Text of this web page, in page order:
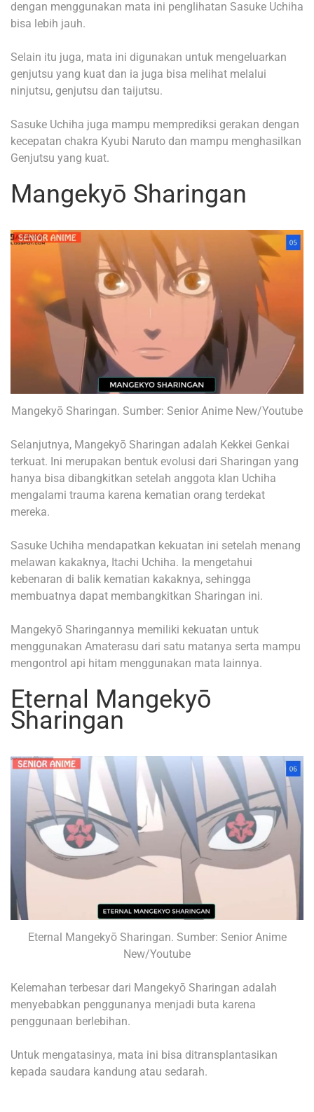
dengan menggunakan mata ini penglihatan Sasuke Uchiha
bisa lebih jauh.
Selain itu juga, mata ini digunakan untuk mengeluarkan
genjutsu yang kuat dan ia juga bisa melihat melalui
ninjutsu, genjutsu dan taijutsu.
Sasuke Uchiha juga mampu memprediksi gerakan dengan
kecepatan chakra Kyubi Naruto dan mampu menghasilkan
Genjutsu yang kuat.
Mangekyō Sharingan
Mangekyō Sharingan. Sumber: Senior Anime New/Youtube
Selanjutnya, Mangekyō Sharingan adalah Kekkei Genkai
terkuat. Ini merupakan bentuk evolusi dari Sharingan yang
hanya bisa dibangkitkan setelah anggota klan Uchiha
mengalami trauma karena kematian orang terdekat
mereka.
Sasuke Uchiha mendapatkan kekuatan ini setelah menang
melawan kakaknya, Itachi Uchiha. Ia mengetahui
kebenaran di balik kematian kakaknya, sehingga
membuatnya dapat membangkitkan Sharingan ini.
Mangekyō Sharingannya memiliki kekuatan untuk
menggunakan Amaterasu dari satu matanya serta mampu
mengontrol api hitam menggunakan mata lainnya.
Eternal Mangekyō
Sharingan
Eternal Mangekyō Sharingan. Sumber: Senior Anime
New/Youtube
Kelemahan terbesar dari Mangekyō Sharingan adalah
menyebabkan penggunanya menjadi buta karena
penggunaan berlebihan.
Untuk mengatasinya, mata ini bisa ditransplantasikan
kepada saudara kandung atau sedarah.